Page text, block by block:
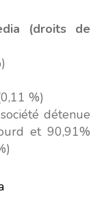
(droits de
%)
détenue
et 90,91%